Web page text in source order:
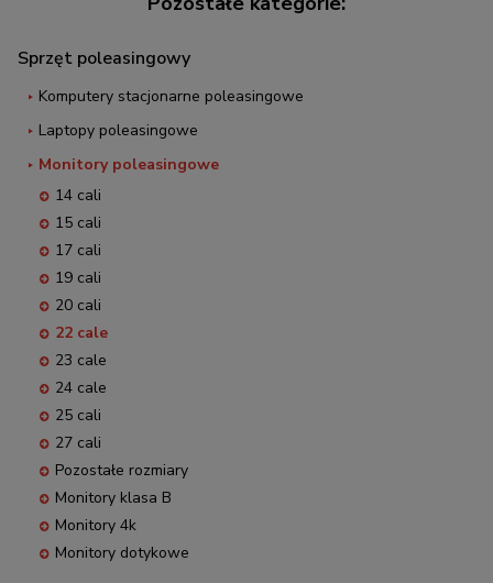
Sprzęt poleasingowy
Komputery stacjonarne poleasingowe
Laptopy poleasingowe
Monitory poleasingowe
14 cali
15 cali
17 cali
19 cali
20 cali
22 cale
23 cale
24 cale
25 cali
27 cali
Pozostałe rozmiary
Monitory klasa B
Monitory 4k
Monitory dotykowe